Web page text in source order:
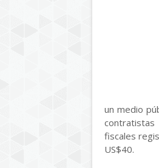
un medio
contratistas
fiscales
US$40.